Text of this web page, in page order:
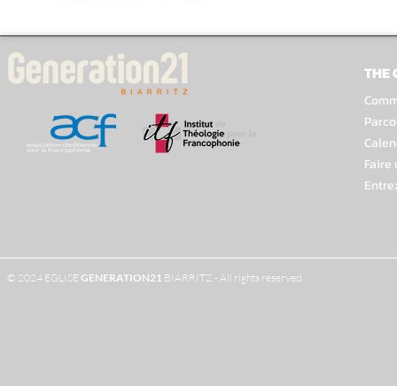
THE
Faire
© 2024 EGLISE GENERATION21 BIARRITZ - All rights reserved